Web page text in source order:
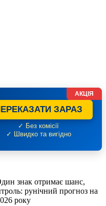
ЗАРАЗ
✓ Без комісії
✓ Швидко та вигідно
АКЦІЯ
знак отримає шанс,
рунічний прогноз на
року